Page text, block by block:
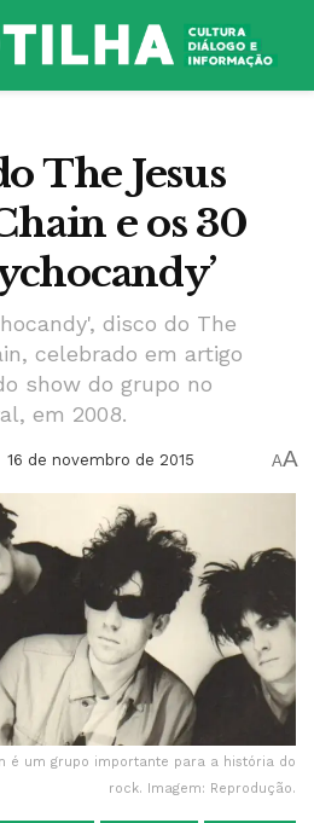
The Jesus
e os 30
disco do The
celebrado em artigo
show do grupo no
em 2008.
16 de novembro de 2015 AA
é um grupo importante para a história do
rock. Imagem: Reprodução.